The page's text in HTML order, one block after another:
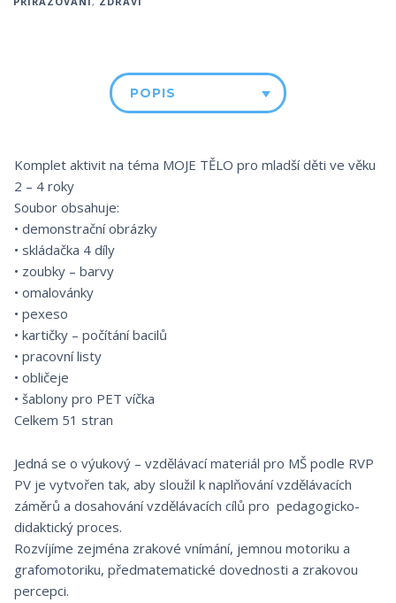
POPIS
Komplet aktivit na téma MOJE TĚLO pro mladší děti ve věku
2 – 4 roky
Soubor obsahuje:
• demonstrační obrázky
• skládačka 4 díly
• zoubky – barvy
• omalovánky
• pexeso
• kartičky – počítání bacilů
• pracovní listy
• obličeje
• šablony pro PET víčka
Celkem 51 stran
Jedná se o výukový – vzdělávací materiál pro MŠ podle RVP
PV je vytvořen tak, aby sloužil k naplňování vzdělávacích
záměrů a dosahování vzdělávacích cílů pro pedagogicko-
didaktický proces.
Rozvíjíme zejména zrakové vnímání, jemnou motoriku a
grafomotoriku, předmatematické dovednosti a zrakovou
percepci.